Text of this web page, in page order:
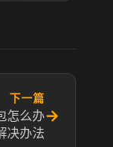
下一篇
怎么办
决办法
→